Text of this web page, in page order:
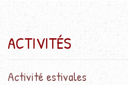
ACTIVITÉS
Activité estivales